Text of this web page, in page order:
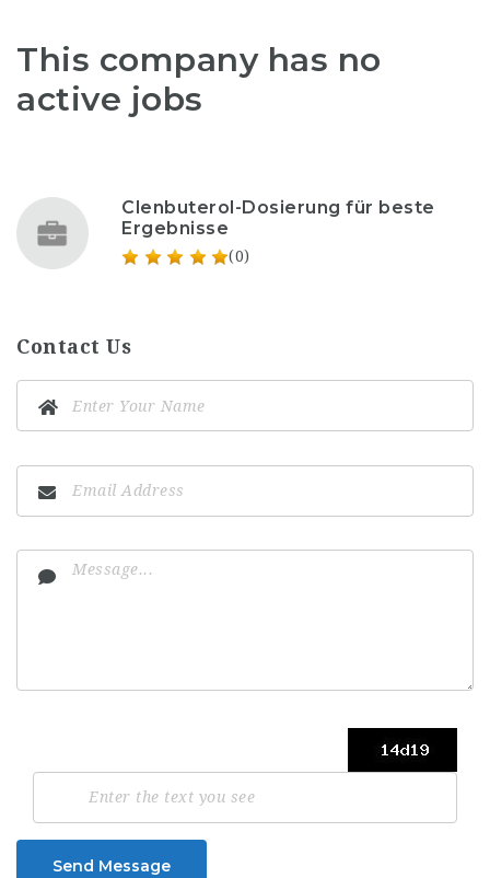
This company has no
active jobs
Clenbuterol-Dosierung für beste
Ergebnisse
(0)
Contact Us
Send Message